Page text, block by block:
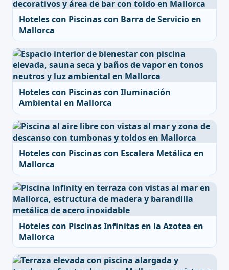
Hoteles con Piscinas con Barra de Servicio en
Mallorca
Hoteles con Piscinas con Iluminación
Ambiental en Mallorca
Hoteles con Piscinas con Escalera Metálica en
Mallorca
Hoteles con Piscinas Infinitas en la Azotea en
Mallorca